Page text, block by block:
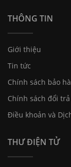
THÔNG TIN
Giới thiệu
Tin tức
Chính sách bảo
Chính sách đổi trả
Điều khoản và
THƯ ĐIỆN TỬ